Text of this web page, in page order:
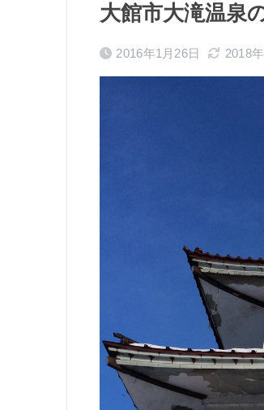
大館市大滝温泉
2016年1月26日 2018